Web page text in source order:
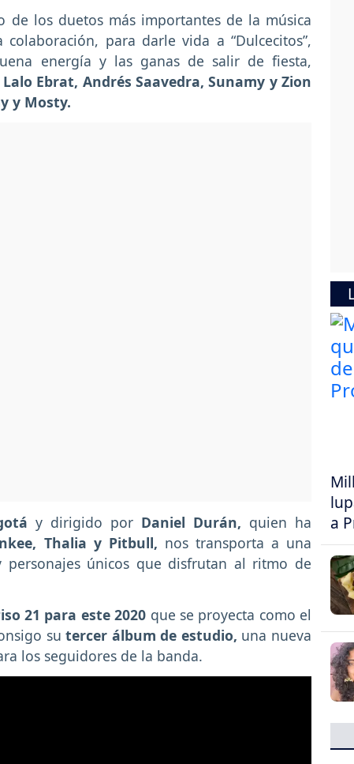
los duetos más importantes de la música
para darle vida a “Dulcecitos”,
energía y las ganas de salir de fiesta,
Ebrat, Andrés Saavedra, Sunamy y Zion
y Mosty.
y dirigido por Daniel Durán, quien ha
Thalia y Pitbull, nos transporta a una
únicos que disfrutan al ritmo de
21 para este 2020 que se proyecta como el
su tercer álbum de estudio, una nueva
los seguidores de la banda.
a